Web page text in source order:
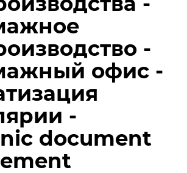
-
офис -
-
document